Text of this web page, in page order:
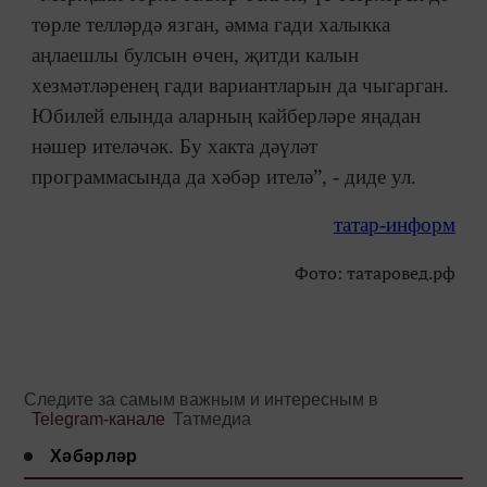
төрле телләрдә язган, әмма гади халыкка
аңлаешлы булсын өчен, җитди калын
хезмәтләренең гади вариантларын да чыгарган.
Юбилей елында аларның кайберләре яңадан
нәшер ителәчәк. Бу хакта дәүләт
программасында да хәбәр ителә”, - диде ул.
татар-информ
Фото: татаровед.рф
Следите за самым важным и интересным в
Telegram-канале Татмедиа
Хәбәрләр